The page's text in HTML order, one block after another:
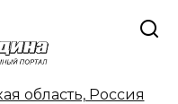
область, Россия